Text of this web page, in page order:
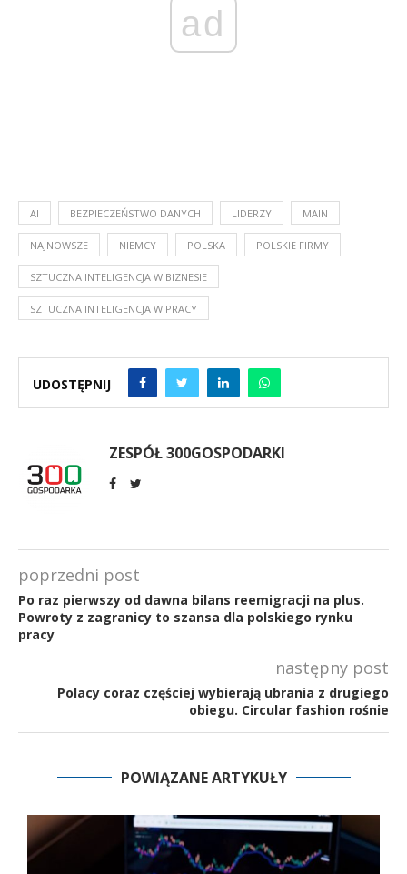
ad
AI BEZPIECZEŃSTWO DANYCH LIDERZY MAIN
NAJNOWSZE NIEMCY POLSKA POLSKIE FIRMY
SZTUCZNA INTELIGENCJA W BIZNESIE
SZTUCZNA INTELIGENCJA W PRACY
UDOSTĘPNIJ
ZESPÓŁ 300GOSPODARKI
poprzedni post
Po raz pierwszy od dawna bilans reemigracji na plus.
Powroty z zagranicy to szansa dla polskiego rynku
pracy
następny post
Polacy coraz częściej wybierają ubrania z drugiego
obiegu. Circular fashion rośnie
POWIĄZANE ARTYKUŁY